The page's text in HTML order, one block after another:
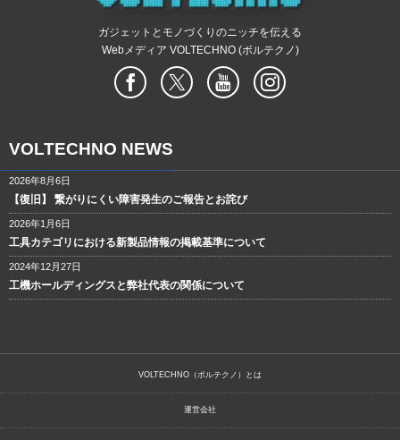
ガジェットとモノづくりのニッチを伝える
Webメディア VOLTECHNO (ボルテクノ)
VOLTECHNO NEWS
2026年8月6日
【復旧】 繋がりにくい障害発生のご報告とお詫び
2026年1月6日
工具カテゴリにおける新製品情報の掲載基準について
2024年12月27日
工機ホールディングスと弊社代表の関係について
VOLTECHNO（ボルテクノ）とは
運営会社